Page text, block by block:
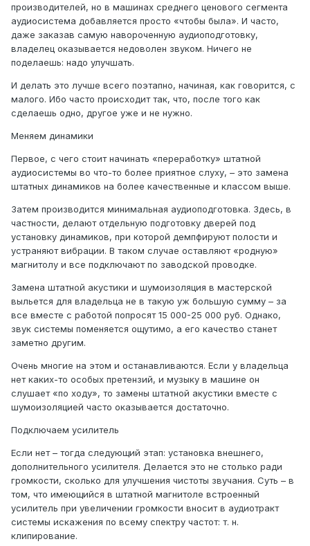
производителей, но в машинах среднего ценового сегмента
аудиосистема добавляется просто «чтобы была». И часто,
даже заказав самую навороченную аудиоподготовку,
владелец оказывается недоволен звуком. Ничего не
поделаешь: надо улучшать.
И делать это лучше всего поэтапно, начиная, как говорится, с
малого. Ибо часто происходит так, что, после того как
сделаешь одно, другое уже и не нужно.
Меняем динамики
Первое, с чего стоит начинать «переработку» штатной
аудиосистемы во что-то более приятное слуху, – это замена
штатных динамиков на более качественные и классом выше.
Затем производится минимальная аудиоподготовка. Здесь, в
частности, делают отдельную подготовку дверей под
установку динамиков, при которой демпфируют полости и
устраняют вибрации. В таком случае оставляют «родную»
магнитолу и все подключают по заводской проводке.
Замена штатной акустики и шумоизоляция в мастерской
выльется для владельца не в такую уж большую сумму – за
все вместе с работой попросят 15 000-25 000 руб. Однако,
звук системы поменяется ощутимо, а его качество станет
заметно другим.
Очень многие на этом и останавливаются. Если у владельца
нет каких-то особых претензий, и музыку в машине он
слушает «по ходу», то замены штатной акустики вместе с
шумоизоляцией часто оказывается достаточно.
Подключаем усилитель
Если нет – тогда следующий этап: установка внешнего,
дополнительного усилителя. Делается это не столько ради
громкости, сколько для улучшения чистоты звучания. Суть – в
том, что имеющийся в штатной магнитоле встроенный
усилитель при увеличении громкости вносит в аудиотракт
системы искажения по всему спектру частот: т. н.
клипирование.